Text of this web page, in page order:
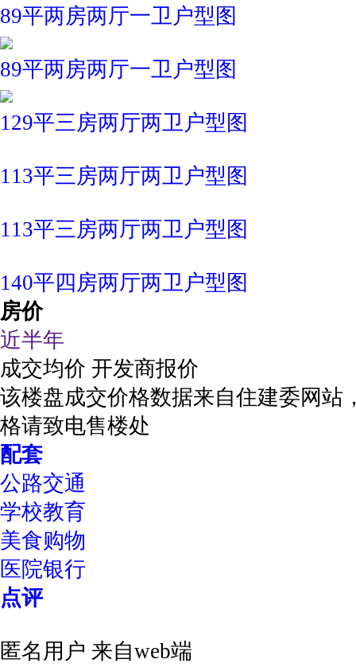
89平两房两厅一卫户型图
89平两房两厅一卫户型图
129平三房两厅两卫户型图
113平三房两厅两卫户型图
113平三房两厅两卫户型图
140平四房两厅两卫户型图
房价
近半年
成交均价 开发商报价
该楼盘成交价格数据来自住建委网站
格请致电售楼处
配套
公路交通
学校教育
美食购物
医院银行
点评
匿名用户 来自web端